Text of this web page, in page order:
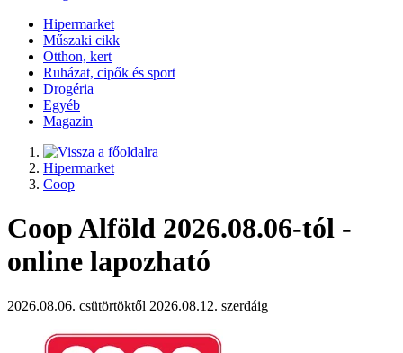
Hipermarket
Műszaki cikk
Otthon, kert
Ruházat, cipők és sport
Drogéria
Egyéb
Magazin
Hipermarket
Coop
Coop Alföld 2026.08.06-tól -
online lapozható
2026.08.06. csütörtöktől 2026.08.12. szerdáig